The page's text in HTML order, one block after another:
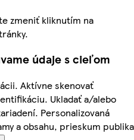
zmeniť kliknutím na
údaje s cieľom
Aktívne skenovať
Ukladať a/alebo
Personalizovaná
a obsahu, prieskum publika